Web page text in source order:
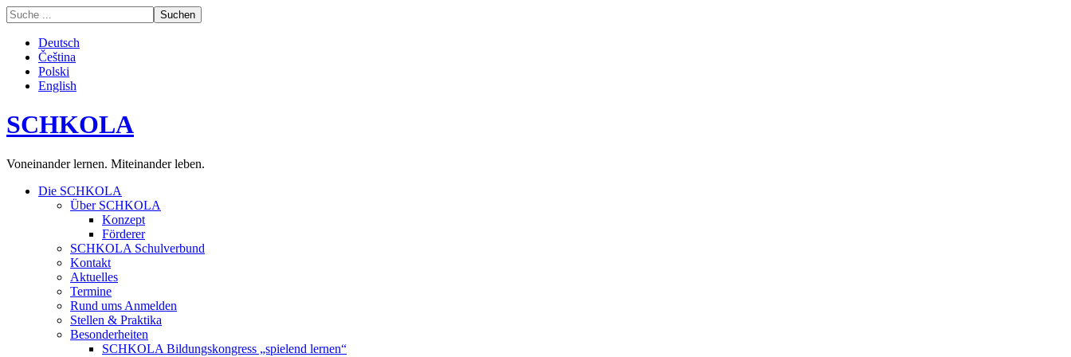
Deutsch
Čeština
Polski
English
SCHKOLA
Voneinander lernen. Miteinander leben.
Die SCHKOLA
Über SCHKOLA
Konzept
Förderer
SCHKOLA Schulverbund
Kontakt
Aktuelles
Termine
Rund ums Anmelden
Stellen & Praktika
Besonderheiten
SCHKOLA Bildungskongress „spielend lernen“